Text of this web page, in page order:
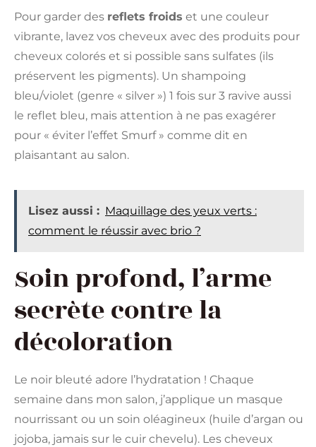
Pour garder des reflets froids et une couleur
vibrante, lavez vos cheveux avec des produits pour
cheveux colorés et si possible sans sulfates (ils
préservent les pigments). Un shampoing
bleu/violet (genre « silver ») 1 fois sur 3 ravive aussi
le reflet bleu, mais attention à ne pas exagérer
pour « éviter l’effet Smurf » comme dit en
plaisantant au salon.
Lisez aussi : Maquillage des yeux verts :
comment le réussir avec brio ?
Soin profond, l’arme
secrète contre la
décoloration
Le noir bleuté adore l’hydratation ! Chaque
semaine dans mon salon, j’applique un masque
nourrissant ou un soin oléagineux (huile d’argan ou
jojoba, jamais sur le cuir chevelu). Les cheveux